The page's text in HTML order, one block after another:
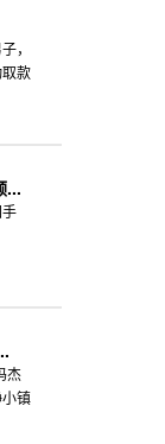
，
款
...
杰
镇